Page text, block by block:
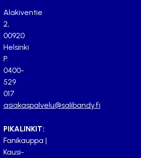
Alakiventie
2,
00920
Helsinki
P.
0400-
529
017
asiakaspalvelu@salibandy.fi
PIKALINKIT:
Fanikauppa |
Kausi-